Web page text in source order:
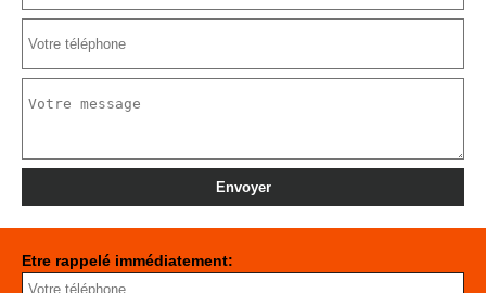
Etre rappelé immédiatement: